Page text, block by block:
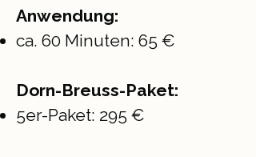
Anwendung:
ca. 60 Minuten: 65 €
Dorn-Breuss-Paket:
5er-Paket: 295 €